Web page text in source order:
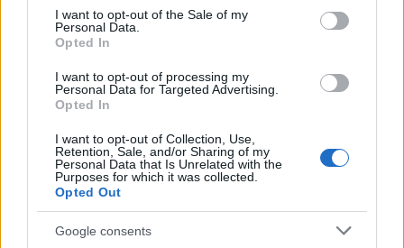
consent section.
I want to opt-out of the Sale of my
Personal Data.
Opted In
I want to opt-out of processing my
Personal Data for Targeted Advertising.
Opted In
I want to opt-out of Collection, Use,
Retention, Sale, and/or Sharing of my
Personal Data that Is Unrelated with the
Purposes for which it was collected.
Opted Out
Google consents
Comparte esta magnífica receta.
Redacción En Cocina · 16 Jun 2021